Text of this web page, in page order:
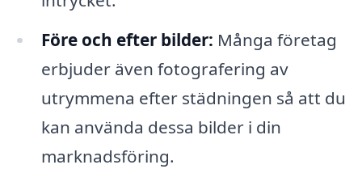
Före och efter bilder: Många företag
erbjuder även fotografering av
utrymmena efter städningen så att du
kan använda dessa bilder i din
marknadsföring.